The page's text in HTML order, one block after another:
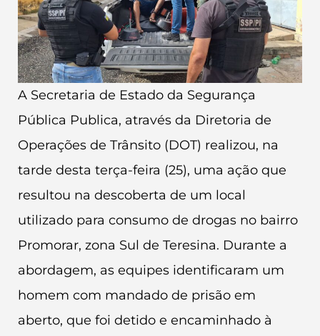
A Secretaria de Estado da Segurança
Pública Publica, através da Diretoria de
Operações de Trânsito (DOT) realizou, na
tarde desta terça-feira (25), uma ação que
resultou na descoberta de um local
utilizado para consumo de drogas no bairro
Promorar, zona Sul de Teresina. Durante a
abordagem, as equipes identificaram um
homem com mandado de prisão em
aberto, que foi detido e encaminhado à